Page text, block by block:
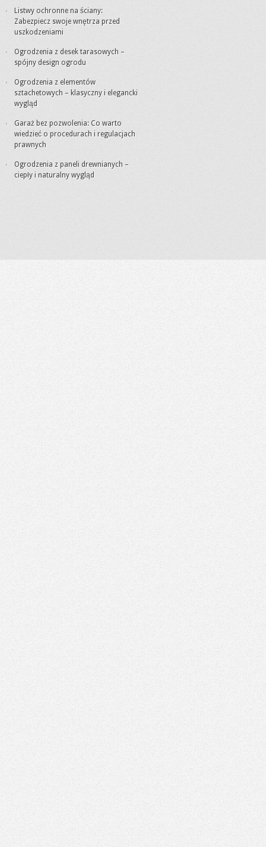
Listwy ochronne na ściany:
Zabezpiecz swoje wnętrza przed
uszkodzeniami
Ogrodzenia z desek tarasowych –
spójny design ogrodu
Ogrodzenia z elementów
sztachetowych – klasyczny i elegancki
wygląd
Garaż bez pozwolenia: Co warto
wiedzieć o procedurach i regulacjach
prawnych
Ogrodzenia z paneli drewnianych –
ciepły i naturalny wygląd